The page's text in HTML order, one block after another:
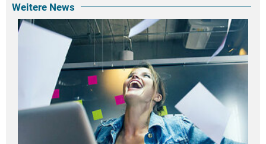
Weitere News